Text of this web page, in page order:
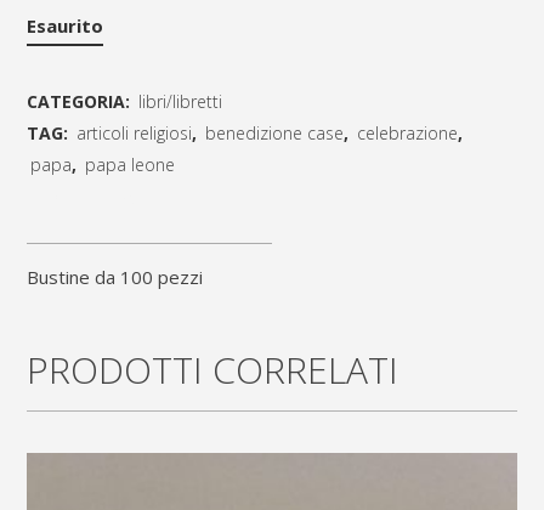
Esaurito
CATEGORIA: libri/libretti
TAG: articoli religiosi, benedizione case, celebrazione,
papa, papa leone
Bustine da 100 pezzi
PRODOTTI CORRELATI